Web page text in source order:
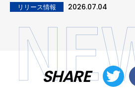
リリース情報 2026.07.04
SHARE